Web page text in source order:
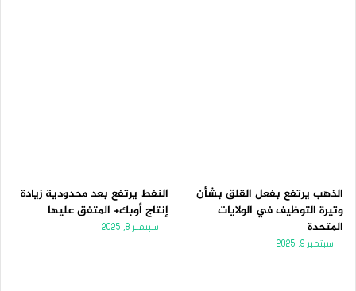
الذهب يرتفع بفعل القلق بشأن
وتيرة التوظيف في الولايات
المتحدة
سبتمبر 9, 2025
النفط يرتفع بعد محدودية زيادة
إنتاج أوبك+ المتفق عليها
سبتمبر 8, 2025